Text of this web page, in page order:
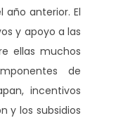
anterior. El
y apoyo a las
ellas muchos
de
incentivos
y los subsidios